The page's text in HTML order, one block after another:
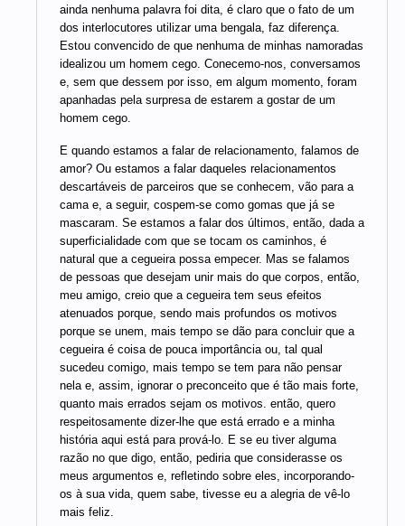
ainda nenhuma palavra foi dita, é claro que o fato de um
dos interlocutores utilizar uma bengala, faz diferença.
Estou convencido de que nenhuma de minhas namoradas
idealizou um homem cego. Conecemo-nos, conversamos
e, sem que dessem por isso, em algum momento, foram
apanhadas pela surpresa de estarem a gostar de um
homem cego.
E quando estamos a falar de relacionamento, falamos de
amor? Ou estamos a falar daqueles relacionamentos
descartáveis de parceiros que se conhecem, vão para a
cama e, a seguir, cospem-se como gomas que já se
mascaram. Se estamos a falar dos últimos, então, dada a
superficialidade com que se tocam os caminhos, é
natural que a cegueira possa empecer. Mas se falamos
de pessoas que desejam unir mais do que corpos, então,
meu amigo, creio que a cegueira tem seus efeitos
atenuados porque, sendo mais profundos os motivos
porque se unem, mais tempo se dão para concluir que a
cegueira é coisa de pouca importância ou, tal qual
sucedeu comigo, mais tempo se tem para não pensar
nela e, assim, ignorar o preconceito que é tão mais forte,
quanto mais errados sejam os motivos. então, quero
respeitosamente dizer-lhe que está errado e a minha
história aqui está para prová-lo. E se eu tiver alguma
razão no que digo, então, pediria que considerasse os
meus argumentos e, refletindo sobre eles, incorporando-
os à sua vida, quem sabe, tivesse eu a alegria de vê-lo
mais feliz.